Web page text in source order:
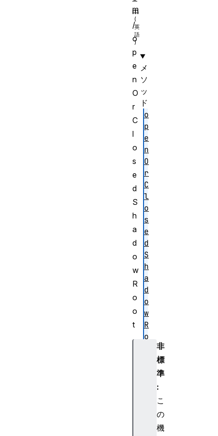
m
/
o
p
e
n
O
r
C
l
o
s
e
d
S
h
a
d
o
w
R
o
o
t
非
標
準
:
こ
の
機
m
メ
ソ
ッ
ド
o
p
e
n
O
r
C
l
o
s
e
d
S
h
a
d
o
w
R
o